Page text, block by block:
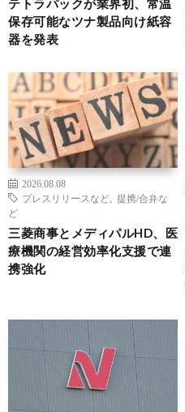
テトラパックが業界初、常温
保存可能なツナ製品向け紙容
器を発表
2026.08.08
プレスリリースなど
提携/合弁な
ど
三菱商事とメディパルHD、医
療機関の経営効率化支援で連
携強化